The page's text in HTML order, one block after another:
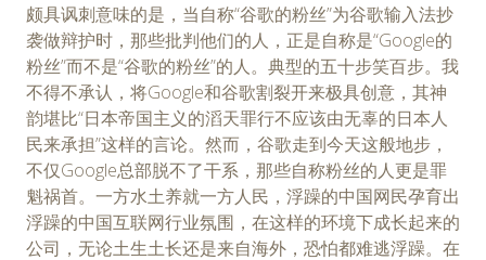
颇具讽刺意味的是，当自称“谷歌的粉丝”为谷歌输入法抄
袭做辩护时，那些批判他们的人，正是自称是“Google的
粉丝”而不是“谷歌的粉丝”的人。典型的五十步笑百步。我
不得不承认，将Google和谷歌割裂开来极具创意，其神
韵堪比“日本帝国主义的滔天罪行不应该由无辜的日本人
民来承担”这样的言论。然而，谷歌走到今天这般地步，
不仅Google总部脱不了干系，那些自称粉丝的人更是罪
魁祸首。一方水土养就一方人民，浮躁的中国网民孕育出
浮躁的中国互联网行业氛围，在这样的环境下成长起来的
公司，无论土生土长还是来自海外，恐怕都难逃浮躁。在